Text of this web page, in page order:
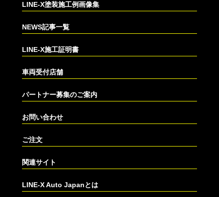
LINE-X塗装施工例画像集
NEWS記事一覧
LINE-X施工証明書
車両受付店舗
パートナー募集のご案内
お問い合わせ
ご注文
関連サイト
LINE-X Auto Japanとは